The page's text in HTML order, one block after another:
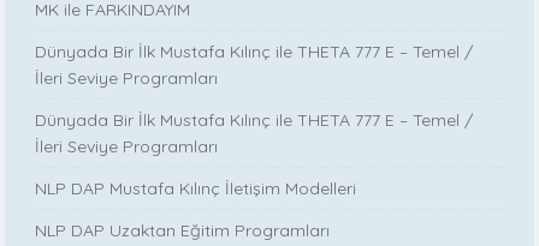
MK ile FARKINDAYIM
Dünyada Bir İlk Mustafa Kılınç ile THETA 777 E – Temel /
İleri Seviye Programları
Dünyada Bir İlk Mustafa Kılınç ile THETA 777 E – Temel /
İleri Seviye Programları
NLP DAP Mustafa Kılınç İletişim Modelleri
NLP DAP Uzaktan Eğitim Programları